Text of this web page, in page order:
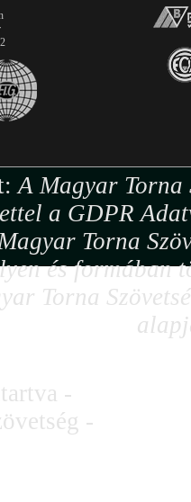
A Magyar Torna
a GDPR
Torna
és formában
Torna
-
-